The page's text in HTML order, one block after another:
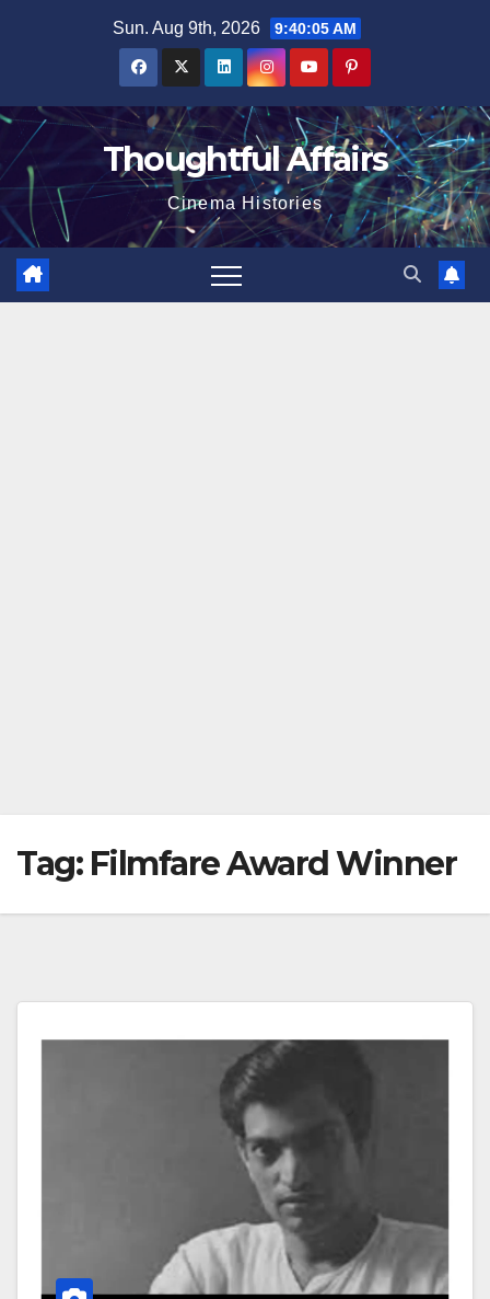
Sun. Aug 9th, 2026 9:40:06 AM
Thoughtful Affairs
Cinema Histories
Tag: Filmfare Award Winner